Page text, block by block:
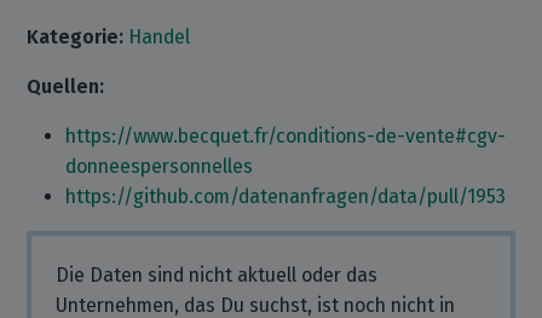
Kategorie: Handel
Quellen:
https://www.becquet.fr/conditions-de-vente#cgv-
donneespersonnelles
https://github.com/datenanfragen/data/pull/1953
Die Daten sind nicht aktuell oder das
Unternehmen, das Du suchst, ist noch nicht in